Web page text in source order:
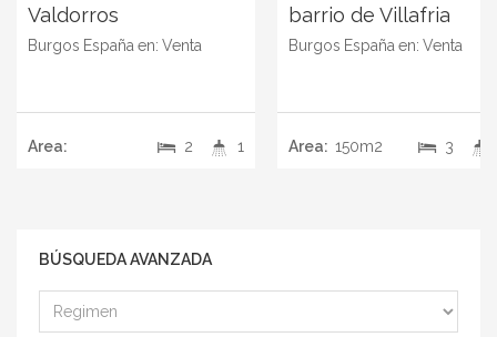
Valdorros
Burgos España en: Venta
Area: 1
2
barrio de Villafria
Burgos España en: Venta
Area: 150m2 3
BÚSQUEDA AVANZADA